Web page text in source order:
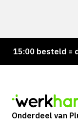
besteld =
Onderdeel van